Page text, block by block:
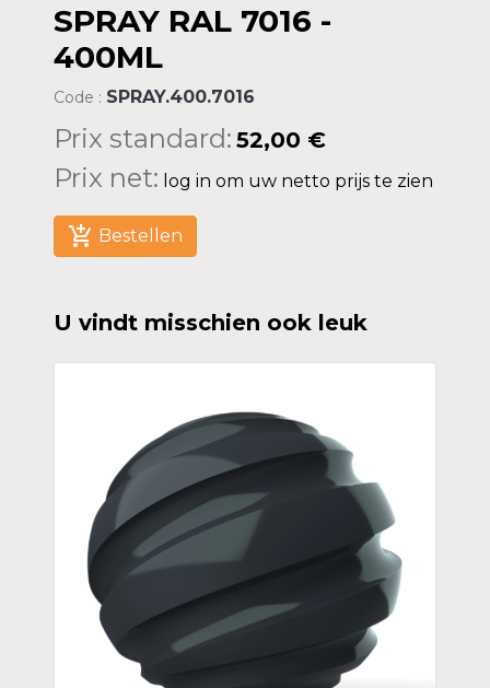
SPRAY RAL 7016 -
400ML
Code : SPRAY.400.7016
Prix standard: 52,00 €
Prix net: log in om uw netto prijs te zien
add_shopping_cart Bestellen
U vindt misschien ook leuk